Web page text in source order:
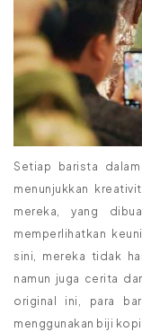
Setiap barista
menunjukkan
mereka, yang
memperlihatkan
sini, mereka tidak
namun juga cerita
original ini, para
menggunakan biji